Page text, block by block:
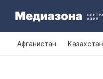
Афганистан Казахстан